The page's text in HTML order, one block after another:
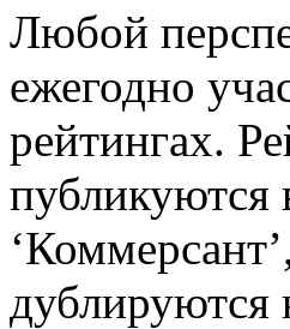
Любой
ежегодно
рейтингах.
публикуются
дублируются